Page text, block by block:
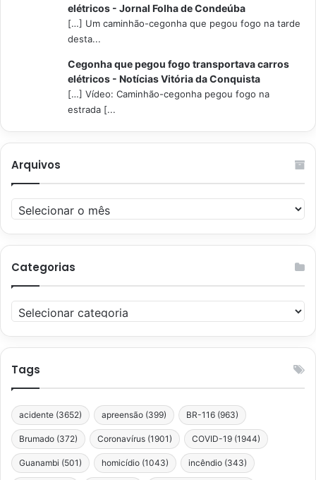
elétricos - Jornal Folha de Condeúba
[…] Um caminhão-cegonha que pegou fogo na tarde
desta...
Cegonha que pegou fogo transportava carros
elétricos - Notícias Vitória da Conquista
[…] Vídeo: Caminhão-cegonha pegou fogo na
estrada [...
Arquivos
Arquivos
Categorias
Categorias
Tags
acidente (3652) apreensão (399) BR-116 (963)
Brumado (372) Coronavírus (1901) COVID-19 (1944)
Guanambi (501) homicídio (1043) incêndio (343)